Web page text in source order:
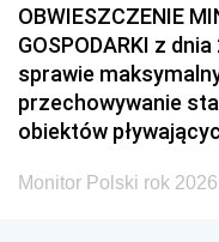
OBWIESZCZENIE
GOSPODARKI z
sprawie
przechowywanie
obiektów
Monitor Polski rok 2026